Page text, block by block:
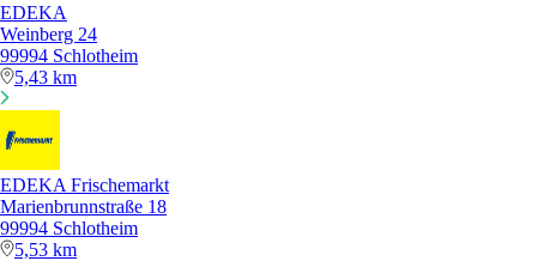
EDEKA
Weinberg 24
99994 Schlotheim
5,43 km
EDEKA Frischemarkt
Marienbrunnstraße 18
99994 Schlotheim
5,53 km